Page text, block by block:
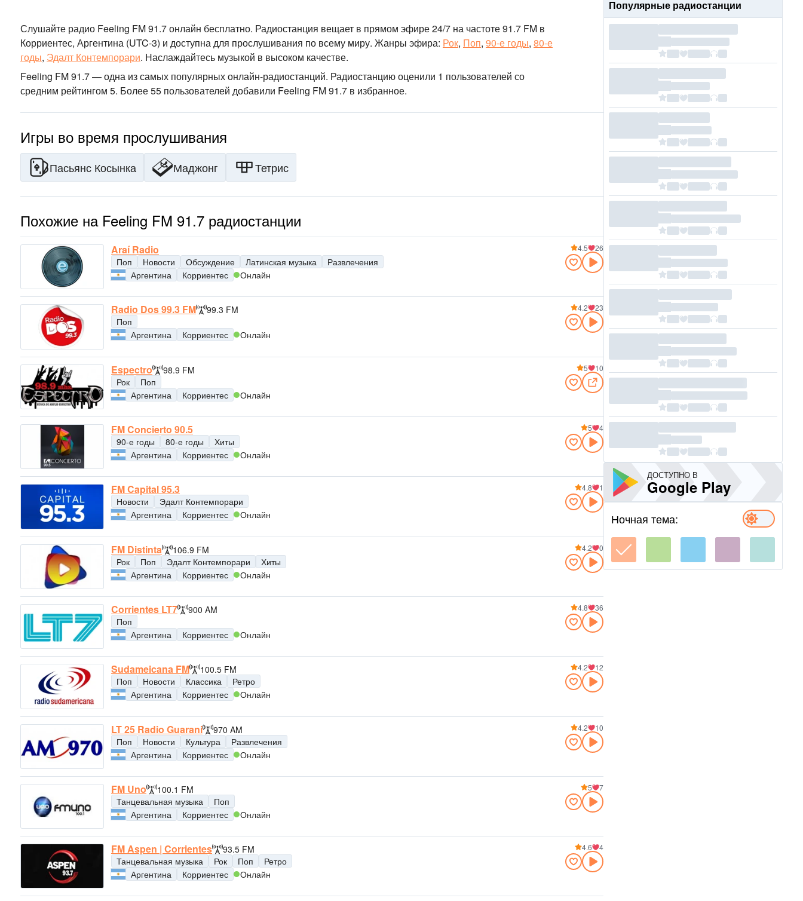
Слушайте радио Feeling FM 91.7 онлайн бесплатно. Радиостанция вещает в прямом эфире 24/7 на частоте 91.7 FM в
Корриентес, Аргентина (UTC-3) и доступна для прослушивания по всему миру. Жанры эфира: Рок, Поп, 90-е годы, 80-е
годы, Эдалт Контемпорари. Наслаждайтесь музыкой в высоком качестве.
Feeling FM 91.7 — одна из самых популярных онлайн-радиостанций. Радиостанцию оценили 1 пользователей со
средним рейтингом 5. Более 55 пользователей добавили Feeling FM 91.7 в избранное.
Игры во время прослушивания
Пасьянс Косынка Маджонг Тетрис
Похожие на Feeling FM 91.7 радиостанции
Araí Radio
Поп Новости Обсуждение Латинская музыка
Развлечения
Аргентина
Корриентес Онлайн
4.5 26
Radio Dos 99.3 FM
99.3 FM
Поп
Аргентина
Корриентес Онлайн
4.2 23
Espectro
98.9 FM
Рок
Поп
Аргентина
Корриентес Онлайн
5 10
FM Concierto 90.5
90-е годы 80-е годы
Хиты
Аргентина
Корриентес Онлайн
5 4
FM Capital 95.3
Новости
Эдалт Контемпорари
Аргентина
Корриентес Онлайн
4.8 1
FM Distinta
106.9 FM
Рок
Поп Эдалт Контемпорари
Хиты
Аргентина
Корриентес Онлайн
4.2 0
Corrientes LT7
900 AM
Поп
Аргентина
Корриентес Онлайн
4.8 36
Sudameicana FM
100.5 FM
Поп
Новости Классика
Ретро
Аргентина
Корриентес Онлайн
4.2 12
LT 25 Radio Guarani
970 AM
Поп
Новости Культура
Развлечения
Аргентина
Корриентес Онлайн
4.2 10
FM Uno
100.1 FM
Танцевальная музыка
Поп
Аргентина
Корриентес Онлайн
5 7
FM Aspen | Corrientes
93.5 FM
Танцевальная музыка
Рок Поп
Ретро
Аргентина
Корриентес Онлайн
4.6 4
Популярные радиостанции
ДОСТУПНО В
Google Play
Ночная тема: